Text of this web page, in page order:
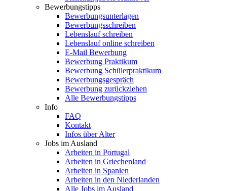
Bewerbungstipps
Bewerbungsunterlagen
Bewerbungsschreiben
Lebenslauf schreiben
Lebenslauf online schreiben
E-Mail Bewerbung
Bewerbung Praktikum
Bewerbung Schülerpraktikum
Bewerbungsgespräch
Bewerbung zurückziehen
Alle Bewerbungstipps
Info
FAQ
Kontakt
Infos über Alter
Jobs im Ausland
Arbeiten in Portugal
Arbeiten in Griechenland
Arbeiten in Spanien
Arbeiten in den Niederlanden
Alle Jobs im Ausland